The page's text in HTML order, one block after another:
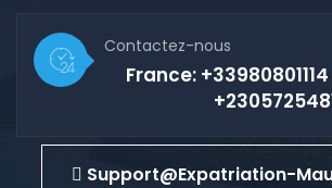
Contactez-nous
France:
Support@expatriation-